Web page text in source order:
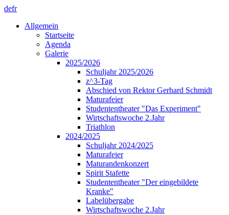
defr
Allgemein
Startseite
Agenda
Galerie
2025/2026
Schuljahr 2025/2026
z^3-Tag
Abschied von Rektor Gerhard Schmidt
Maturafeier
Studententheater "Das Experiment"
Wirtschaftswoche 2.Jahr
Triathlon
2024/2025
Schuljahr 2024/2025
Maturafeier
Maturandenkonzert
Spirit Stafette
Studententheater "Der eingebildete
Kranke"
Labelübergabe
Wirtschaftswoche 2.Jahr